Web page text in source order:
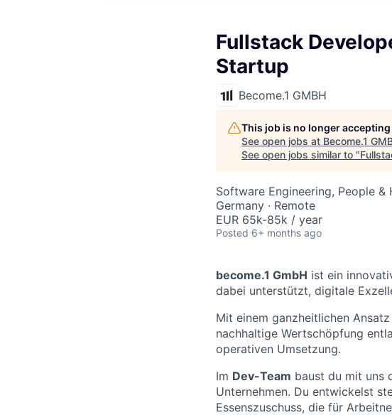
Fullstack
Startup
Become.1 GMBH
This job is no longer
See open jobs at Become.1
See open jobs similar to "
Software Engineering, People &
Germany · Remote
EUR 65k-85k / year
Posted 6+ months ago
become.1 GmbH ist ein
dabei unterstützt, digitale
Mit einem ganzheitlichen
nachhaltige Wertschöpfung
operativen Umsetzung.
Im Dev-Team baust du mit uns
Unternehmen. Du entwickelst
Essenszuschuss, die für